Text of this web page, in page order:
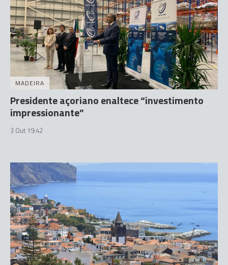
MADEIRA
Presidente açoriano enaltece “investimento
impressionante”
3 Out 19:42